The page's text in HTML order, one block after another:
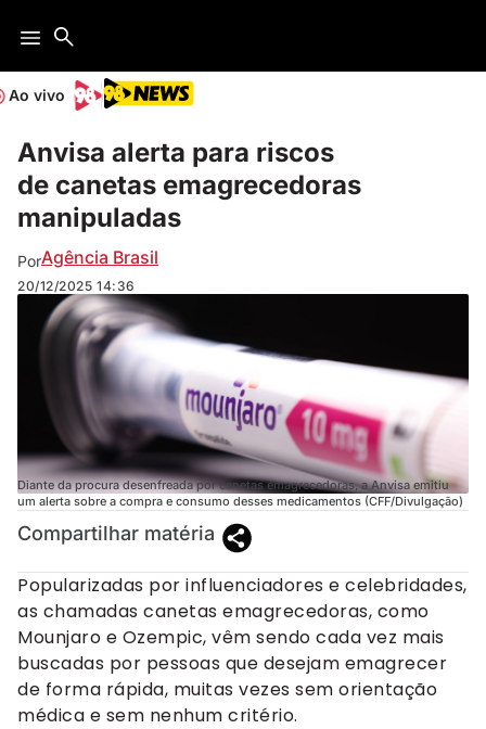
Ao vivo
Anvisa alerta para riscos
de canetas emagrecedoras
manipuladas
PorAgência Brasil
20/12/2025 14:36
Diante da procura desenfreada por canetas emagrecedoras, a Anvisa emitiu
um alerta sobre a compra e consumo desses medicamentos (CFF/Divulgação)
Compartilhar matéria
Popularizadas por influenciadores e celebridades,
as chamadas canetas emagrecedoras, como
Mounjaro e Ozempic, vêm sendo cada vez mais
buscadas por pessoas que desejam emagrecer
de forma rápida, muitas vezes sem orientação
médica e sem nenhum critério.